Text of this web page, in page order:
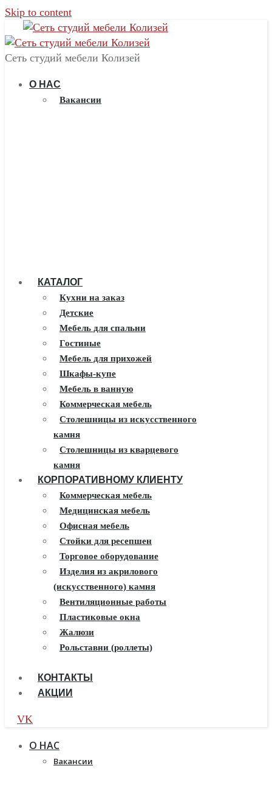
Skip to content
Сеть студий мебели Колизей
О НАС
Вакансии
КАТАЛОГ
Кухни на заказ
Детские
Мебель для спальни
Гостиные
Мебель для прихожей
Шкафы-купе
Мебель в ванную
Коммерческая мебель
Столешницы из искусственного
камня
Столешницы из кварцевого
камня
Мебель из массива
Каминные порталы
Камины Dimplex
Искусственный камень White
Hills
Балконы ПВХ
Пластиковые окна
Жалюзи
Рулонные шторы
КОРПОРАТИВНОМУ КЛИЕНТУ
Коммерческая мебель
Медицинская мебель
Офисная мебель
Стойки для ресепшен
Торговое оборудование
Изделия из акрилового
(искусственного) камня
Вентиляционные работы
Пластиковые окна
Жалюзи
Рольставни (роллеты)
КОНТАКТЫ
АКЦИИ
VK
О НАС
Вакансии